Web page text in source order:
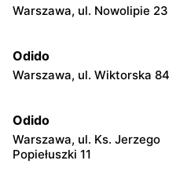
Warszawa, ul. Nowolipie 23
Odido
Warszawa, ul. Wiktorska 84
Odido
Warszawa, ul. Ks. Jerzego
Popiełuszki 11